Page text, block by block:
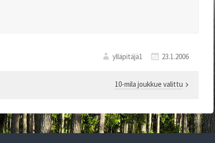
ylläpitäjä1 23.1.2006
10-mila joukkue valittu